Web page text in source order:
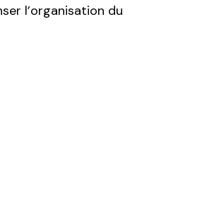
l’organisation du